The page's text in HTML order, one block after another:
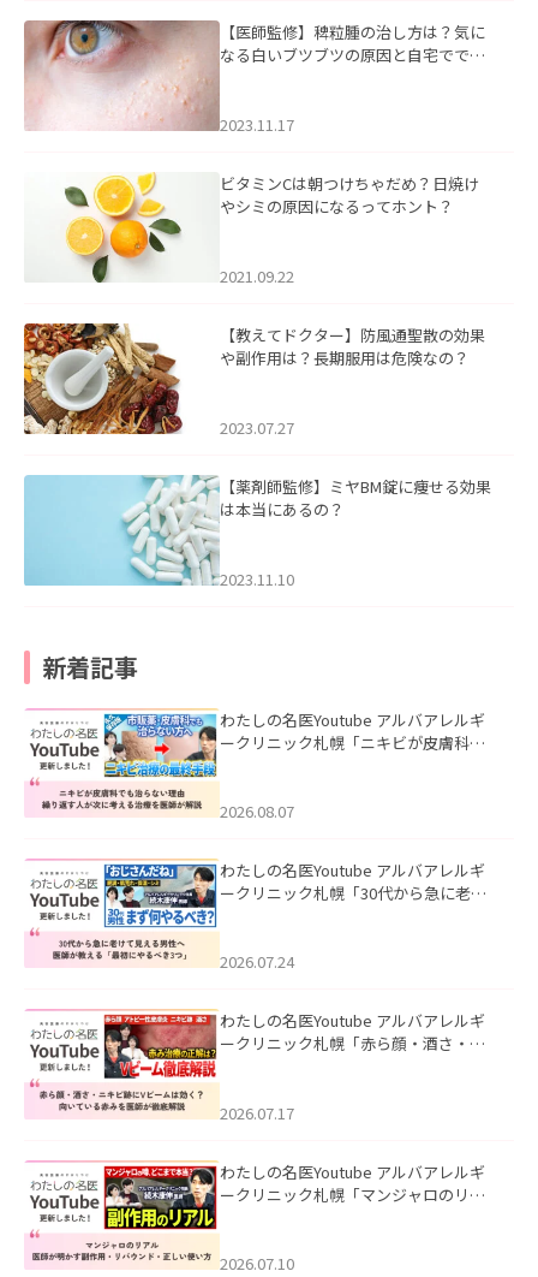
【医師監修】稗粒腫の治し方は？気に
なる白いブツブツの原因と自宅ででき
2023.11.17
ビタミンCは朝つけちゃだめ？日焼け
やシミの原因になるってホント？
2021.09.22
【教えてドクター】防風通聖散の効果
や副作用は？長期服用は危険なの？
2023.07.27
【薬剤師監修】ミヤBM錠に痩せる効果
は本当にあるの？
2023.11.10
新着記事
わたしの名医Youtube アルバアレルギ
ークリニック札幌「ニキビが皮膚科で
ました。
2026.08.07
わたしの名医Youtube アルバアレルギ
ークリニック札幌「30代から急に老け
た。
2026.07.24
わたしの名医Youtube アルバアレルギ
ークリニック札幌「赤ら顔・酒さ・ニ
した。
2026.07.17
わたしの名医Youtube アルバアレルギ
ークリニック札幌「マンジャロのリア
た。
2026.07.10